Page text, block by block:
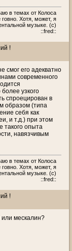
в темах от Колоса
говно. Хотя, может, я
музыке. (c)
::fred::
!
смог его адекватно
современного
узкого
спроецирован в
образом (типа
себя как
и т.д.) при этом
такого опыта
навязчивым
в темах от Колоса
говно. Хотя, может, я
музыке. (c)
::fred::
!
мескалин?